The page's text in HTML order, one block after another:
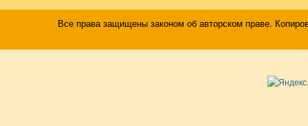
Все права защищены законом об авторском праве.